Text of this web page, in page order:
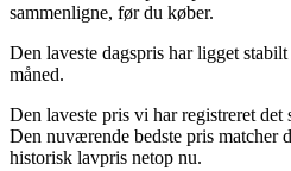
sammenligne, før du køber.
Den laveste dagspris har ligget
måned.
Den laveste pris vi har registreret
Den nuværende bedste pris matcher
historisk lavpris netop nu.